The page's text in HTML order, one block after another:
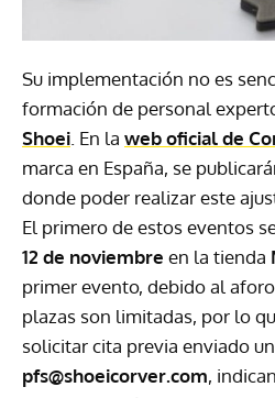
Su implementación no es
formación de personal
Shoei . En la web oficial de
marca en España, se
donde poder realizar este
El primero de estos eventos
12 de noviembre en la tienda
primer evento, debido al
plazas son limitadas, por lo
solicitar cita previa enviado
pfs@shoeicorver.com,